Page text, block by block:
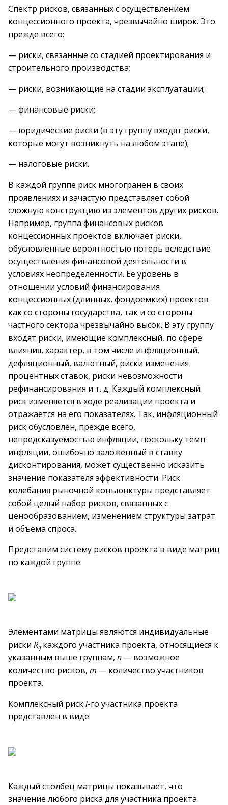
Спектр рисков, связанных с осуществлением
концессионного проекта, чрезвычайно широк. Это
прежде всего:
— риски, связанные со стадией проектирования и
строительного производства;
— риски, возникающие на стадии эксплуатации;
— финансовые риски;
— юридические риски (в эту группу входят риски,
которые могут возникнуть на любом этапе);
— налоговые риски.
В каждой группе риск многогранен в своих
проявлениях и зачастую представляет собой
сложную конструкцию из элементов других рисков.
Например, группа финансовых рисков
концессионных проектов включает риски,
обусловленные вероятностью потерь вследствие
осуществления финансовой деятельности в
условиях неопределенности. Ее уровень в
отношении условий финансирования
концессионных (длинных, фондоемких) проектов
как со стороны государства, так и со стороны
частного сектора чрезвычайно высок. В эту группу
входят риски, имеющие комплексный, по сфере
влияния, характер, в том числе инфляционный,
дефляционный, валютный, риски изменения
процентных ставок, риски невозможности
рефинансирования и т. д. Каждый комплексный
риск изменяется в ходе реализации проекта и
отражается на его показателях. Так, инфляционный
риск обусловлен, прежде всего,
непредсказуемостью инфляции, поскольку темп
инфляции, ошибочно заложенный в ставку
дисконтирования, может существенно исказить
значение показателя эффективности. Риск
колебания рыночной конъюнктуры представляет
собой целый набор рисков, связанных с
ценообразованием, изменением структуры затрат
и объема спроса.
Представим систему рисков проекта в виде матриц
по каждой группе:
Элементами матрицы являются индивидуальные
риски Rij каждого участника проекта, относящиеся к
указанным выше группам, п — возможное
количество рисков, т — количество участников
проекта.
Комплексный рискi-го участника проекта
представлен в виде
Каждый столбец матрицы показывает, что
значение любого риска для участника проекта